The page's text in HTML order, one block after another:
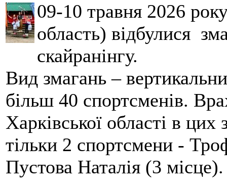
09-10 травня 2026
область) відбулися
скайранінгу.
Вид змагань –
більш 40 спортсменів.
Харківської області в
тільки 2 спортсмени -
Пустова Наталія (3 місце).